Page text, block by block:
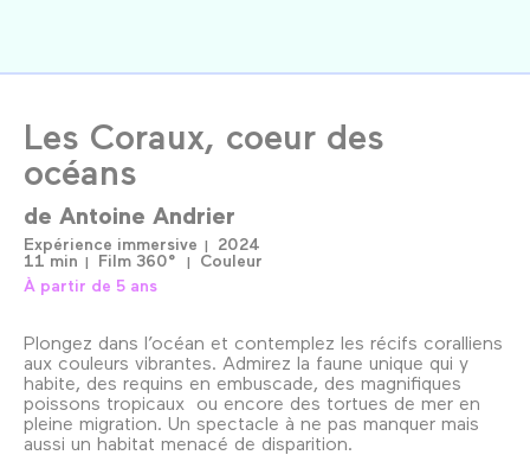
Les Coraux, coeur des
océans
de Antoine Andrier
Expérience immersive
2024
11 min
Film 360°
Couleur
À partir de 5 ans
Plongez dans l’océan et contemplez les récifs coralliens
aux couleurs vibrantes. Admirez la faune unique qui y
habite, des requins en embuscade, des magnifiques
poissons tropicaux ou encore des tortues de mer en
pleine migration. Un spectacle à ne pas manquer mais
aussi un habitat menacé de disparition.